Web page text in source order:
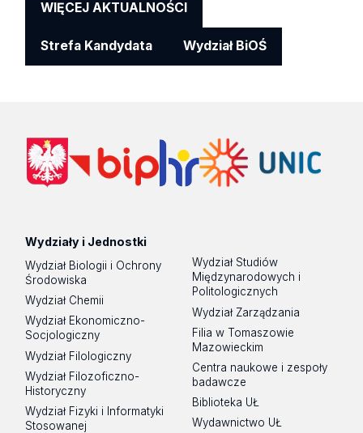
WIĘCEJ AKTUALNOŚCI
Strefa Kandydata Wydział BiOŚ
Wydziały i Jednostki
Wydział Biologii i Ochrony
Środowiska
Wydział Chemii
Wydział Ekonomiczno-
Socjologiczny
Wydział Filologiczny
Wydział Filozoficzno-
Historyczny
Wydział Fizyki i Informatyki
Stosowanej
Wydział Studiów
Międzynarodowych i
Politologicznych
Wydział Zarządzania
Filia w Tomaszowie
Mazowieckim
Centra naukowe i zespoły
badawcze
Biblioteka UŁ
Wydawnictwo UŁ